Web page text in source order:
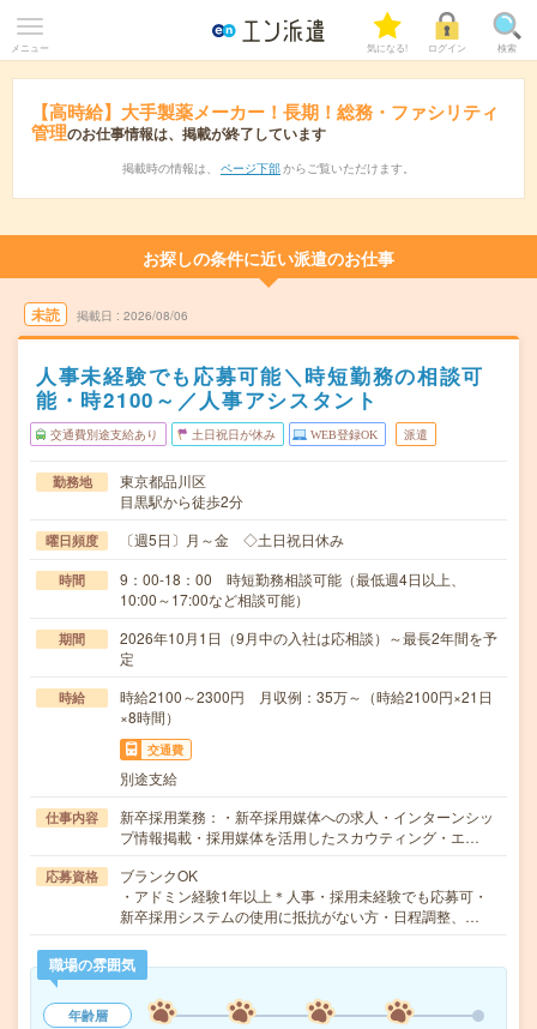
メニュー 気になる! ログイン 検索
【高時給】大手製薬メーカー！長期！総務・ファシリティ
管理のお仕事情報は、掲載が終了しています
掲載時の情報は、 ページ下部 からご覧いただけます。
お探しの条件に近い派遣のお仕事
未読 掲載日 2026/08/06
人事未経験でも応募可能＼時短勤務の相談可
能・時2100～／人事アシスタント
交通費別途支給あり 土日祝日が休み WEB登録OK 派遣
勤務地
東京都品川区
目黒駅から徒歩2分
曜日頻度 〔週5日〕月～金 ◇土日祝日休み
時間
9：00-18：00 時短勤務相談可能（最低週4日以上、
10:00～17:00など相談可能）
期間
2026年10月1日（9月中の入社は応相談）～最長2年間を予
定
時給
時給2100～2300円 月収例：35万～（時給2100円×21日
×8時間）
交通費
別途支給
仕事内容
新卒採用業務：・新卒採用媒体への求人・インターンシッ
プ情報掲載・採用媒体を活用したスカウティング・エ…
応募資格
ブランクOK
・アドミン経験1年以上＊人事・採用未経験でも応募可・
新卒採用システムの使用に抵抗がない方・日程調整、…
職場の雰囲気
年齢層